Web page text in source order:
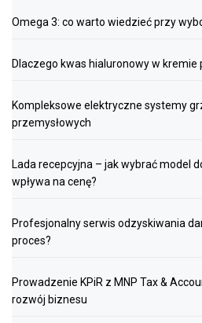
Omega 3: co warto wiedzieć przy
Dlaczego kwas hialuronowy w kremie
Kompleksowe elektryczne systemy
przemysłowych
Lada recepcyjna – jak wybrać model
wpływa na cenę?
Profesjonalny serwis odzyskiwania
proces?
Prowadzenie KPiR z MNP Tax &
rozwój biznesu